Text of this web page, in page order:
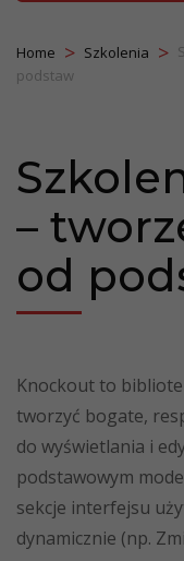
Home > Szkolenia >
podstaw
–
od
Knockout to
tworzyć bogate,
do wyświetlania i
podstawowym
sekcje interfejsu
dynamicznie (np.